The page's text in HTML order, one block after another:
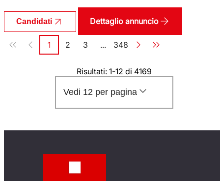
Candidati Dettaglio annuncio
Paginazione
Pagina
1 Pagina
2 Pagina
3 ... Pagina
348
Risultati: 1-12 di 4169
Vedi 12 per pagina